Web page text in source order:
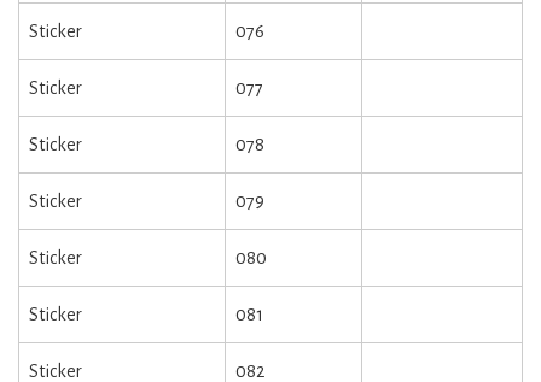
Sticker 076
Sticker 077
Sticker 078
Sticker 079
Sticker 080
Sticker 081
Sticker 082